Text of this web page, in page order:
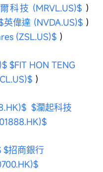
科技 (MRVL.US)$ ）
英偉達 (NVDA.US)$ ）
(ZSL.US)$ ）
$FIT HON TENG
）
$瀾起科技
$招商銀行